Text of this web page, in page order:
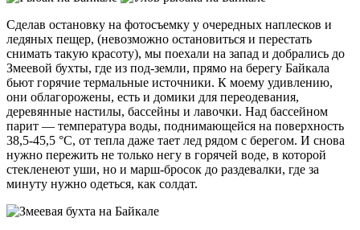
Сделав остановку на фотосъемку у очередных наплесков и
ледяных пещер, (невозможно остановиться и перестать
снимать такую красоту), мы поехали на запад и добрались до
Змеевой бухты, где из под-земли, прямо на берегу Байкала
бьют горячие термальные источники. К моему удивлению,
они облагорожены, есть и домики для переодевания,
деревянные настилы, бассейны и лавочки. Над бассейном
парит — температура воды, поднимающейся на поверхность
38,5-45,5 °С, от тепла даже тает лед рядом с берегом. И снова
нужно пережить не только негу в горячей воде, в которой
стекленеют уши, но и марш-бросок до раздевалки, где за
минуту нужно одеться, как солдат.